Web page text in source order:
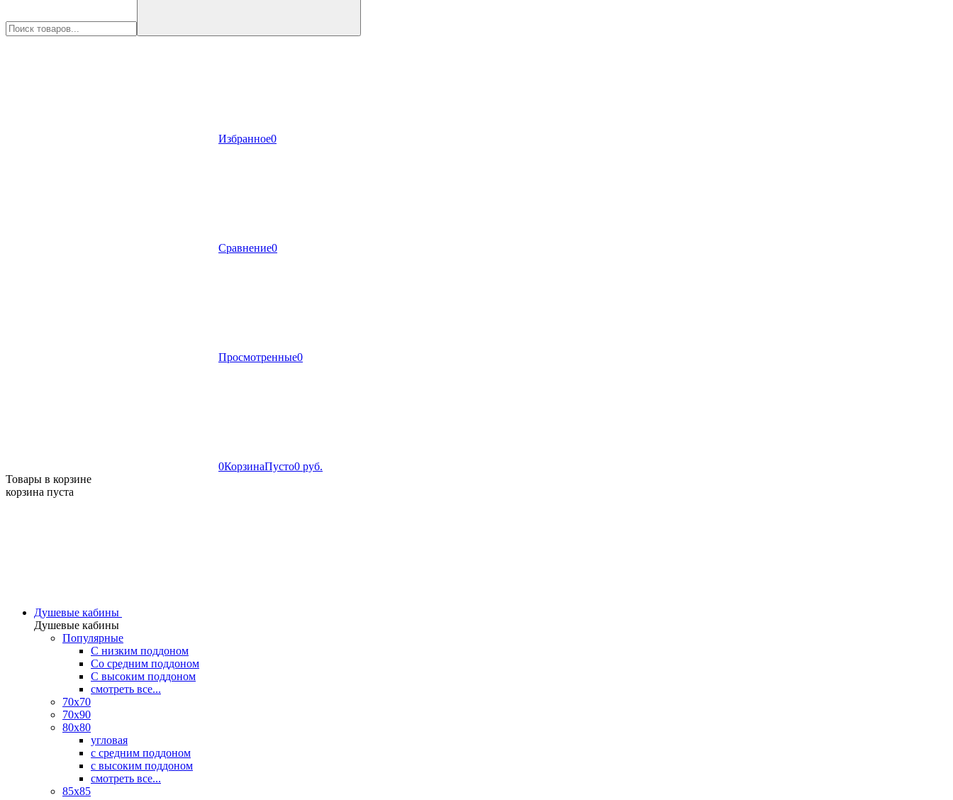
Избранное0
Сравнение0
Просмотренные0
0КорзинаПусто0 руб.
Товары в корзине
корзина пуста
Душевые кабины
Душевые кабины
Популярные
C низким поддоном
Со средним поддоном
С высоким поддоном
смотреть все...
70х70
70х90
80х80
угловая
с средним поддоном
с высоким поддоном
смотреть все...
85х85